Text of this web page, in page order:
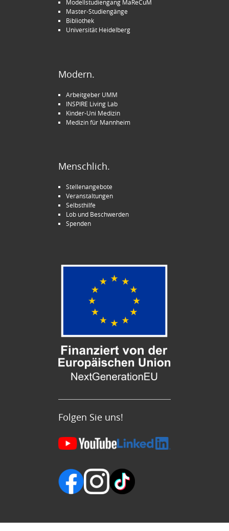
Modellstudiengang MaReCuM
Master-Studiengänge
Bibliothek
Universität Heidelberg
Modern.
Arbeitgeber UMM
INSPIRE Living Lab
Kinder-Uni Medizin
Medizin für Mannheim
Menschlich.
Stellenangebote
Veranstaltungen
Selbsthilfe
Lob und Beschwerden
Spenden
Folgen Sie uns!